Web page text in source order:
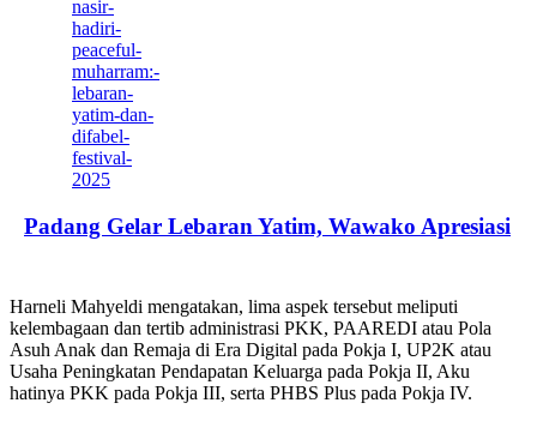
Padang Gelar Lebaran Yatim, Wawako Apresiasi
Harneli Mahyeldi mengatakan, lima aspek tersebut meliputi
kelembagaan dan tertib administrasi PKK, PAAREDI atau Pola
Asuh Anak dan Remaja di Era Digital pada Pokja I, UP2K atau
Usaha Peningkatan Pendapatan Keluarga pada Pokja II, Aku
hatinya PKK pada Pokja III, serta PHBS Plus pada Pokja IV.